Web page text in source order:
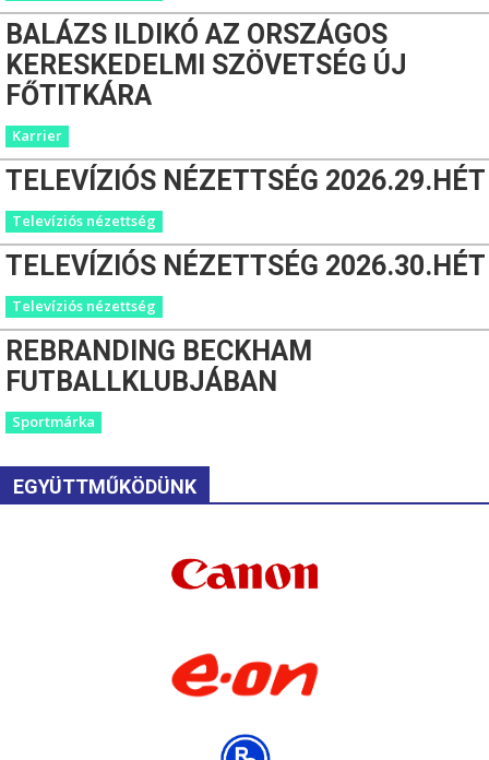
BALÁZS ILDIKÓ AZ ORSZÁGOS
KERESKEDELMI SZÖVETSÉG ÚJ
FŐTITKÁRA
Karrier
TELEVÍZIÓS NÉZETTSÉG 2026.29.HÉT
Televíziós nézettség
TELEVÍZIÓS NÉZETTSÉG 2026.30.HÉT
Televíziós nézettség
REBRANDING BECKHAM
FUTBALLKLUBJÁBAN
Sportmárka
EGYÜTTMŰKÖDÜNK